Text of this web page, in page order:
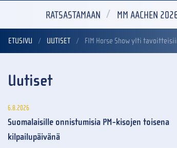
RATSASTAMAAN MM AACHEN
ETUSIVU UUTISET FIM Horse Show ylti
Uutiset
6.8.2026
Suomalaisille onnistumisia PM-kisojen toisena
kilpailupäivänä